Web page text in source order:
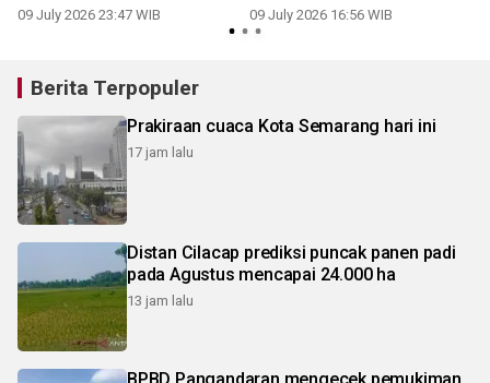
kerakyatan
09 July 2026 23:47 WIB 09 July 2026 16:56 WIB
Berita Terpopuler
Prakiraan cuaca Kota Semarang hari ini
17 jam lalu
Distan Cilacap prediksi puncak panen padi
pada Agustus mencapai 24.000 ha
13 jam lalu